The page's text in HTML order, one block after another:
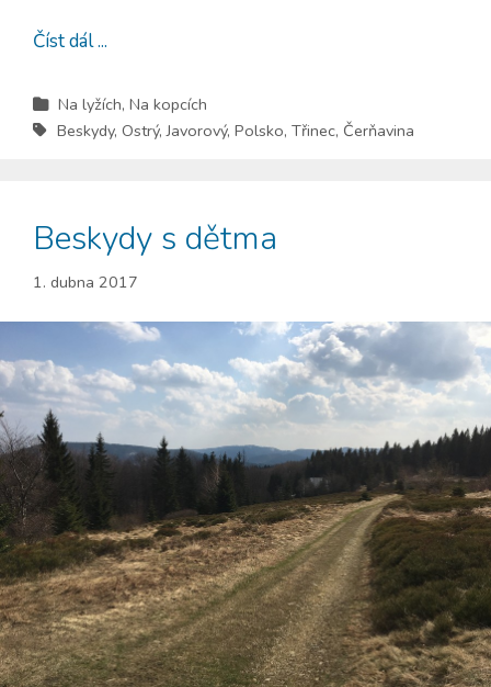
Číst dál ...
Na lyžích, Na kopcích
Beskydy, Ostrý,Javorový, Polsko, Třinec, Čerňavina
Beskydy s dětma
1. dubna 2017